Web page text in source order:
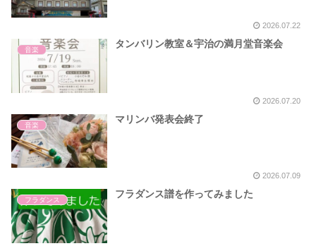
2026.07.22
音楽
タンバリン教室＆宇治の満月堂音楽会
2026.07.20
音楽
マリンバ発表会終了
2026.07.09
フラダンス
フラダンス譜を作ってみました